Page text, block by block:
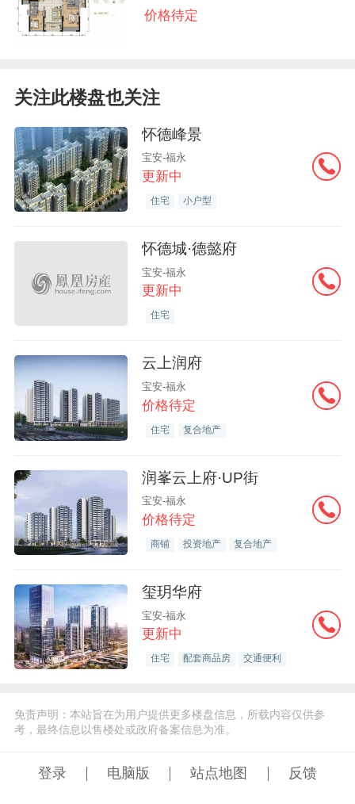
价格待定
关注此楼盘也关注
怀德峰景
宝安-福永
更新中
住宅 小户型
怀德城·德懿府
宝安-福永
更新中
住宅
云上润府
宝安-福永
价格待定
住宅 复合地产
润峯云上府·UP街
宝安-福永
价格待定
商铺 投资地产 复合地产
玺玥华府
宝安-福永
更新中
住宅 配套商品房 交通便利
免责声明：本站旨在为用户提供更多楼盘信息，所载内容仅供参
考，最终信息以售楼处或政府备案信息为准。
登录 电脑版 站点地图 反馈